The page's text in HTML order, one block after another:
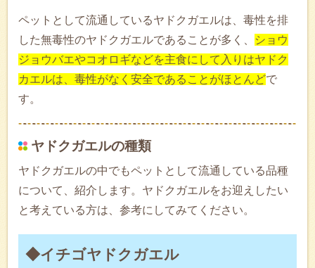
ペットとして流通しているヤドクガエルは、毒性を排
した無毒性のヤドクガエルであることが多く、
ショウ
ジョウバエやコオロギなどを主食にして入りはヤドク
カエルは、毒性がなく安全であることがほとんどで
す。
ヤドクガエルの種類
ヤドクガエルの中でもペットとして流通している品種
について、紹介します。ヤドクガエルをお迎えしたい
と考えている方は、参考にしてみてください。
◆イチゴヤドクガエル